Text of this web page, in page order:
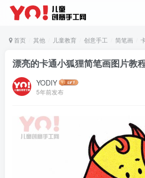
首页 其他 儿童教育 创意手工 简笔画
漂亮的卡通小狐狸简笔画图片教
YODIY
5年前发布